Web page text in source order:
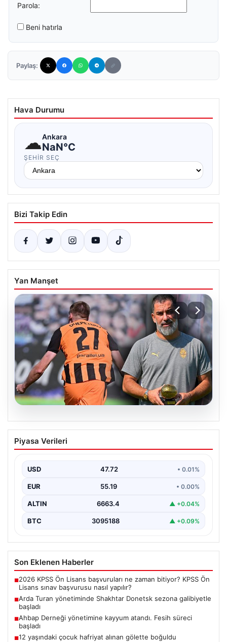
Parola:
Beni hatırla
Paylaş:
Hava Durumu
☁Ankara
NaN°C
ŞEHIR SEÇ
Bizi Takip Edin
Yan Manşet
09.08.2026
Arda Turan yönetiminde Shakhtar
Donetsk sezona galibiyetle başladı
Donetsk, Ukrayna Premier Lig'de ikinci haftayı da
kazanarak…
Piyasa Verileri
USD 47.72 • 0.01%
EUR 55.19 • 0.00%
ALTIN 6663.4 ▲ +0.04%
BTC 3095188 ▲ +0.09%
Son Eklenen Haberler
■2026 KPSS Ön Lisans başvuruları ne zaman bitiyor? KPSS Ön
Lisans sınav başvurusu nasıl yapılır?
■Arda Turan yönetiminde Shakhtar Donetsk sezona galibiyetle
başladı
■Ahbap Derneği yönetimine kayyum atandı. Fesih süreci
başladı
■12 yaşındaki çocuk hafriyat alınan gölette boğuldu